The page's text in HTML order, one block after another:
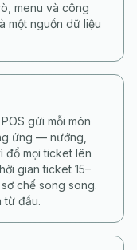
menu và công
một nguồn dữ liệu
gửi mỗi món
ứng — nướng,
đổ mọi ticket lên
gian ticket 15–
chế song song.
từ đầu.